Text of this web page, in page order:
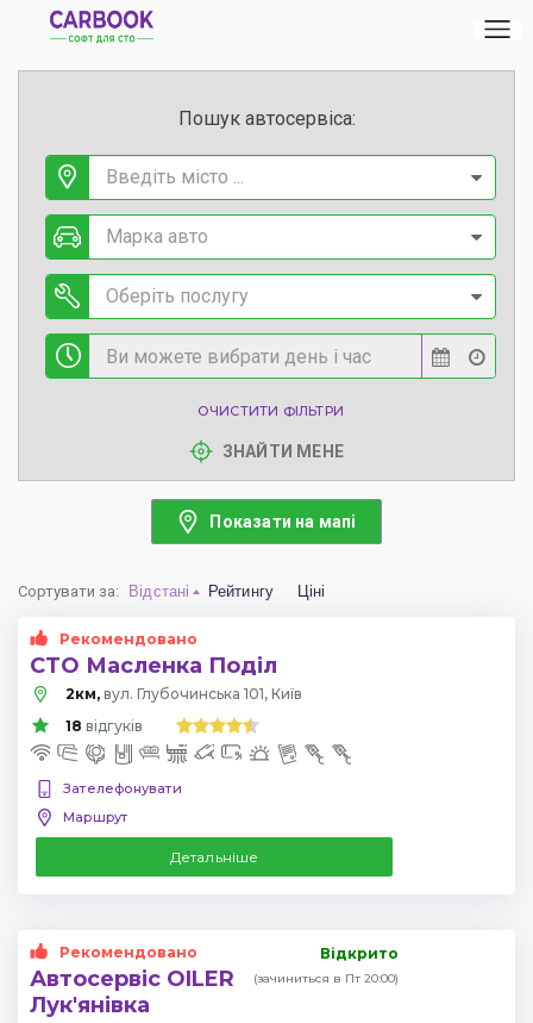
Пошук автосервіса:
Введіть місто ...
Марка авто
Оберіть послугу
ОЧИСТИТИ ФІЛЬТРИ
ЗНАЙТИ МЕНЕ
Показати на мапі
Сортувати за: Відстані Рейтингу Ціні
Рекомендовано
СТО Масленка Поділ
2км, вул. Глубочинська 101, Київ
18 відгуків
Зателефонувати
Маршрут
Детальніше
Рекомендовано
Автосервіс OILER
Лук'янівка
Відкрито
(зачиниться в Пт 20:00)